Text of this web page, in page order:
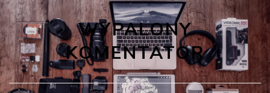
WYPALONY
KOMENTATOR